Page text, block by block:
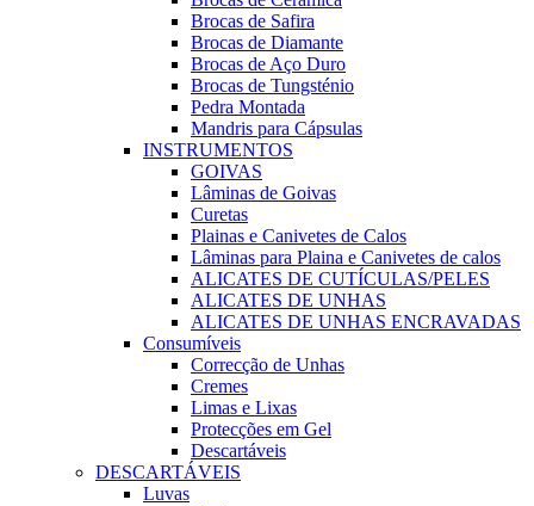
Brocas de Safira
Brocas de Diamante
Brocas de Aço Duro
Brocas de Tungsténio
Pedra Montada
Mandris para Cápsulas
INSTRUMENTOS
GOIVAS
Lâminas de Goivas
Curetas
Plainas e Canivetes de Calos
Lâminas para Plaina e Canivetes de calos
ALICATES DE CUTÍCULAS/PELES
ALICATES DE UNHAS
ALICATES DE UNHAS ENCRAVADAS
Consumíveis
Correcção de Unhas
Cremes
Limas e Lixas
Protecções em Gel
Descartáveis
DESCARTÁVEIS
Luvas